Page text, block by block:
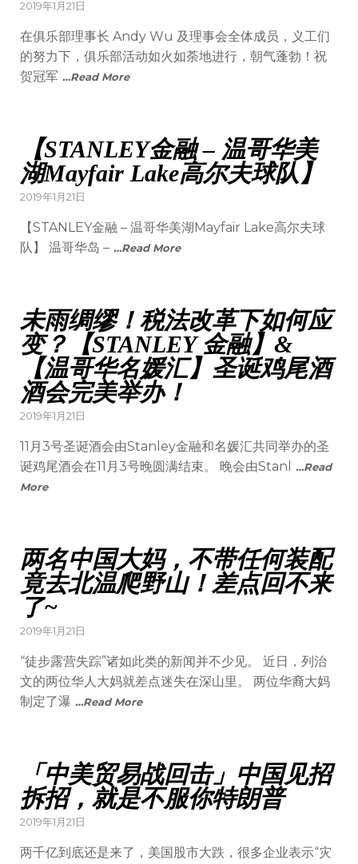
2019年1月21日
在俱乐部理事长 Andy Wu 及理事会全体成员，义工们
的努力下，俱乐部活动如火如荼地进行，朝气蓬勃！祝
贺冠军 …Read More
【STANLEY金融 – 温哥华美
湖Mayfair Lake高尔夫球队】
2019年1月21日
【STANLEY金融 – 温哥华美湖Mayfair Lake高尔夫球
队】 温哥华岛 – …Read More
未雨绸缪！税法改革下如何应
变？【STANLEY 金融】&
【温哥华名媛汇】圣诞鸡尾酒
酒会完美举办！
2019年1月21日
11月3号圣诞酒会由Stanley金融和名媛汇共同举办的圣
诞鸡尾酒会在11月3号晚圆满结束。 晚会由Stanl
…Read
More
两名中国大妈，不带任何装配
竟去北温爬野山！差点回不来
了~
2019年1月21日
“徒步露营失踪”诸如此类的新闻并不少见。 近日，列治
文的两位华人大妈就差点迷失在深山里。 两位华裔大妈
制定了瀑 …Read More
「中美贸易战回击」中国见招
拆招，就是不服你特朗普
2019年1月21日
两千亿到底还是来了，美国股市大跌，很多企业表示“灾